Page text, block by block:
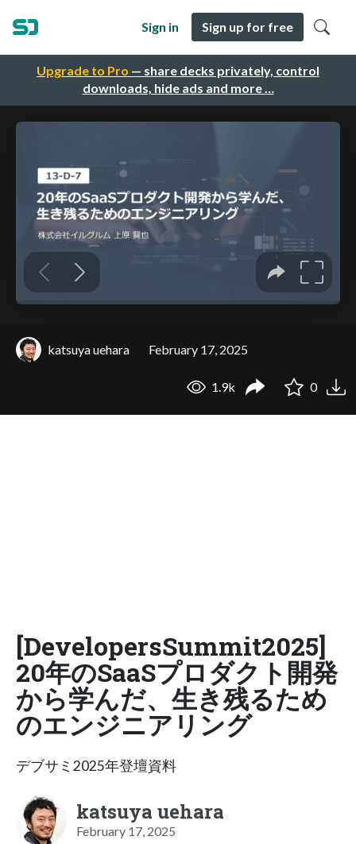
Upgrade to Pro — share decks privately, control
downloads, hide ads and more …
Sign in Sign up for free
katsuya uehara February 17, 2025
1.9k 0
[DevelopersSummit2025]
20年のSaaSプロダクト開発
から学んだ、生き残るため
のエンジニアリング
デブサミ2025年登壇資料
katsuya uehara
February 17, 2025